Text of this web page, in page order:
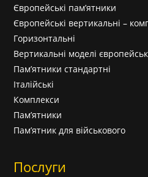
Європейські пам’ятники
Європейські вертикальні –
Горизонтальні
Вертикальні моделі
Пам’ятники стандартні
Італійські
Комплекси
Пам’ятники
Пам’ятник для військового
Послуги